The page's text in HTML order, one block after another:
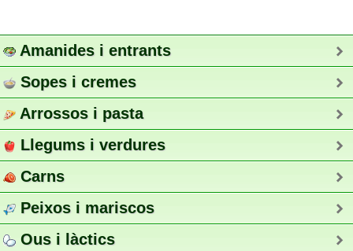
Amanides i entrants
Sopes i cremes
Arrossos i pasta
Llegums i verdures
Carns
Peixos i mariscos
Ous i làctics